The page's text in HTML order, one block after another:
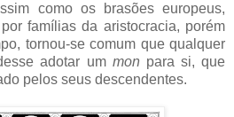
como os brasões europeus,
famílias da aristocracia, porém
tornou-se comum que qualquer
adotar um mon para si, que
pelos seus descendentes.